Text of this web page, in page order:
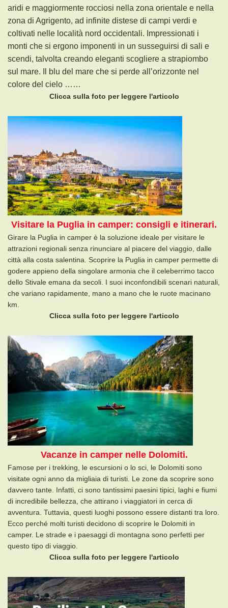
aridi e maggiormente rocciosi nella zona orientale e nella
zona di Agrigento, ad infinite distese di campi verdi e
coltivati nelle località nord occidentali. Impressionati i
monti che si ergono imponenti in un susseguirsi di sali e
scendi, talvolta creando eleganti scogliere a strapiombo
sul mare. Il blu del mare che si perde all’orizzonte nel
colore del cielo ……
Clicca sulla foto per leggere l'articolo
Visitare la Puglia in camper: consigli e itinerari.
Girare la Puglia in camper è la soluzione ideale per visitare le
attrazioni regionali senza rinunciare al piacere del viaggio, dalle
città alla costa salentina. Scoprire la Puglia in camper permette di
godere appieno della singolare armonia che il celeberrimo tacco
dello Stivale emana da secoli. I suoi inconfondibili scenari naturali,
che variano rapidamente, mano a mano che le ruote macinano
km.
Clicca sulla foto per leggere l'articolo
Vacanze in camper nelle Dolomiti.
Famose per i trekking, le escursioni o lo sci, le Dolomiti sono
visitate ogni anno da migliaia di turisti. Le zone da scoprire sono
davvero tante. Infatti, ci sono tantissimi paesini tipici, laghi e fiumi
di incredibile bellezza, che attirano i viaggiatori in cerca di
avventura. Tuttavia, questi luoghi possono essere distanti tra loro.
Ecco perché molti turisti decidono di scoprire le Dolomiti in
camper. Le strade e i paesaggi di montagna sono perfetti per
questo tipo di viaggio.
Clicca sulla foto per leggere l'articolo